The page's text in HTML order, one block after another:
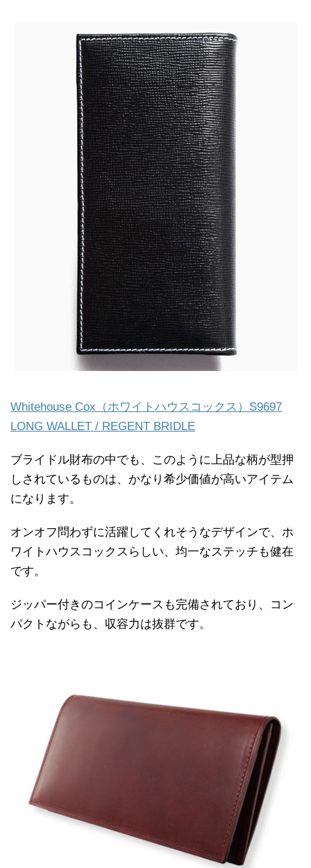
Whitehouse Cox（ホワイトハウスコックス）S9697
LONG WALLET / REGENT BRIDLE
ブライドル財布の中でも、このように上品な柄が型押
しされているものは、かなり希少価値が高いアイテム
になります。
オンオフ問わずに活躍してくれそうなデザインで、ホ
ワイトハウスコックスらしい、均一なステッチも健在
です。
ジッパー付きのコインケースも完備されており、コン
パクトながらも、収容力は抜群です。